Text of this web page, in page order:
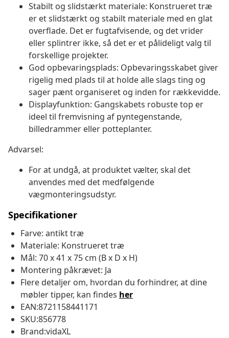
Stabilt og slidstærkt materiale: Konstrueret træ
er et slidstærkt og stabilt materiale med en glat
overflade. Det er fugtafvisende, og det vrider
eller splintrer ikke, så det er et pålideligt valg til
forskellige projekter.
God opbevaringsplads: Opbevaringsskabet giver
rigelig med plads til at holde alle slags ting og
sager pænt organiseret og inden for rækkevidde.
Displayfunktion: Gangskabets robuste top er
ideel til fremvisning af pyntegenstande,
billedrammer eller potteplanter.
Advarsel:
For at undgå, at produktet vælter, skal det
anvendes med det medfølgende
vægmonteringsudstyr.
Specifikationer
Farve: antikt træ
Materiale: Konstrueret træ
Mål: 70 x 41 x 75 cm (B x D x H)
Montering påkrævet: Ja
Flere detaljer om, hvordan du forhindrer, at dine
møbler tipper, kan findes her
EAN:8721158441171
SKU:856778
Brand:vidaXL